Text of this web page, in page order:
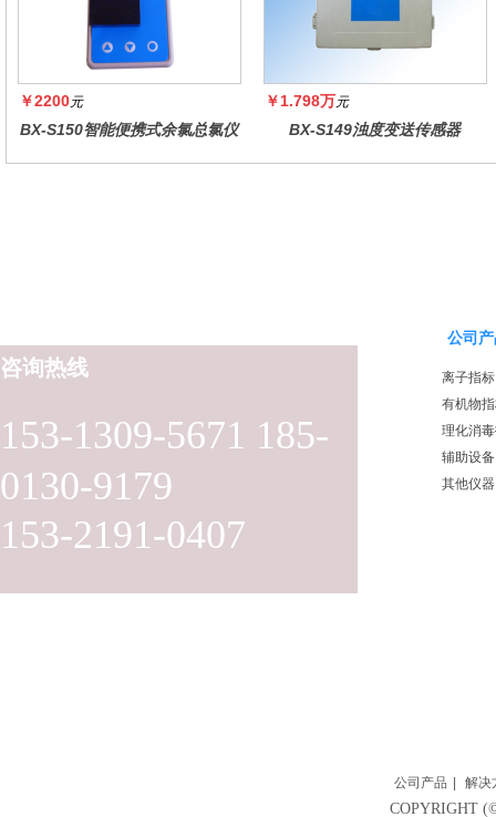
￥2200元
BX-S150智能便携式余氯总氯仪
￥1.798万元
BX-S149浊度变送传感器
153-1309-5671 185-
0130-9179
153-2191-0407
咨询热线
公司
离子指标
有机物
理化消
辅助设备
其他仪器
公司产品 解决
COPYRIGHT